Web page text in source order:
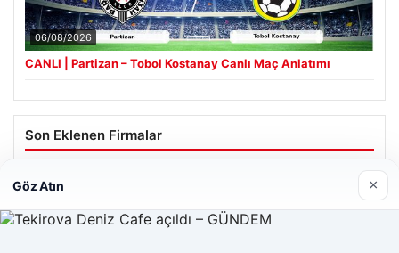
06/08/2026
CANLI | Partizan – Tobol Kostanay Canlı Maç Anlatımı
Son Eklenen Firmalar
Göz Atın ×